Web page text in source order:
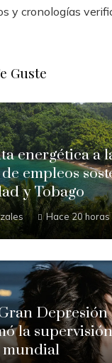
y cronologías
Guste
energética a
empleos
y Tobago
Hace 20 horas
Depresión
la